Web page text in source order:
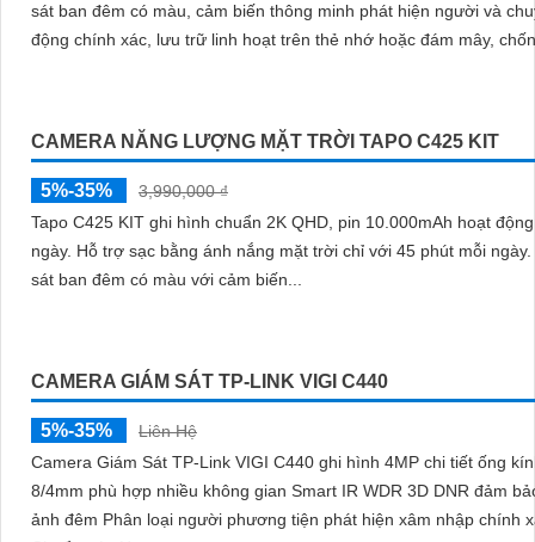
sát ban đêm có màu, cảm biến thông minh phát hiện người và
động chính xác, lưu trữ linh hoạt trên thẻ nhớ hoặc đám mây,
CAMERA NĂNG LƯỢNG MẶT TRỜI TAPO C425 KIT
5%-35%
3,990,000 ₫
Tapo C425 KIT ghi hình chuẩn 2K QHD, pin 10.000mAh hoạt
ngày. Hỗ trợ sạc bằng ánh nắng mặt trời chỉ với 45 phút mỗi ngày. Quan
sát ban đêm có màu với cảm biến...
CAMERA GIÁM SÁT TP-LINK VIGI C440
5%-35%
Liên Hệ
Camera Giám Sát TP-Link VIGI C440 ghi hình 4MP chi tiết ống
8/4mm phù hợp nhiều không gian Smart IR WDR 3D DNR đảm
ảnh đêm Phân loại người phương tiện phát hiện xâm nhập chính